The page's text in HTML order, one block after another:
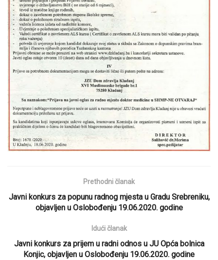
Prethodni članak
Javni konkurs za popunu radnog mjesta u Gradu Srebreniku,
objavljen u Oslobođenju 19.06.2020. godine
Idući članak
Javni konkurs za prijem u radni odnos u JU Opća bolnica
Konjic, objavljen u Oslobođenju 19.06.2020. godine